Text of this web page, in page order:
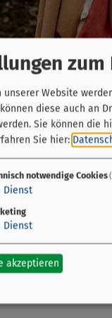
Ein
Marie plötzlich
und nicht im
Ob
auf Stadtführung.
zum
unserer Website
diese auch an
Sie können die
Sie hier:
notwendige Cookies
Dienst
Dienst
akzeptieren